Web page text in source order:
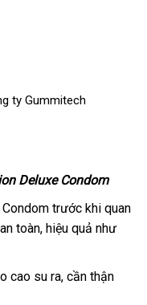
ty Gummitech
Deluxe Condom
trước khi quan
toàngiảm
, hiệu quả giá
như
cao su ranước
, cần thận